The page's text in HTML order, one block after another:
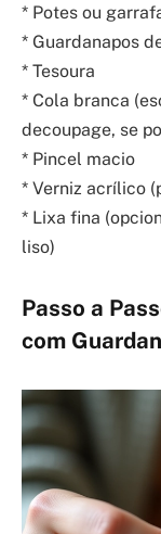
* Potes ou
* Guardanapos
* Tesoura
* Cola branca
decoupage, se
* Pincel macio
* Verniz acrílico
* Lixa fina
liso)
Passo a
com